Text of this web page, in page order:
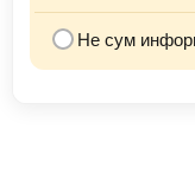
Не сум